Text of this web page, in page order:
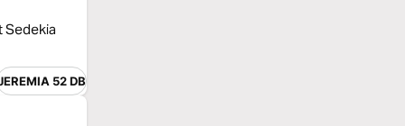
Sedekia
52 DB